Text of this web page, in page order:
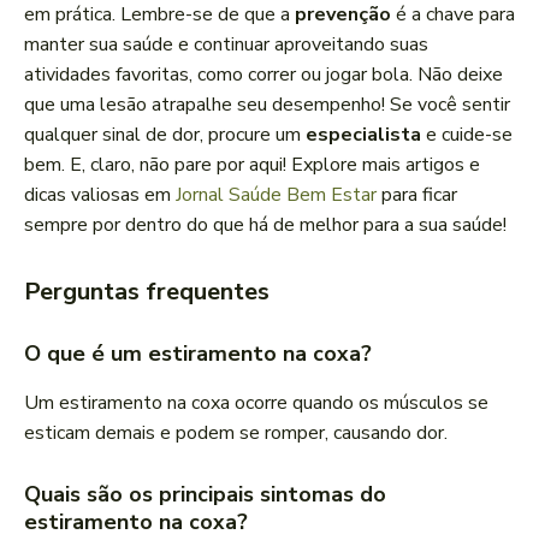
em prática. Lembre-se de que a prevenção é a chave para
manter sua saúde e continuar aproveitando suas
atividades favoritas, como correr ou jogar bola. Não deixe
que uma lesão atrapalhe seu desempenho! Se você sentir
qualquer sinal de dor, procure um especialista e cuide-se
bem. E, claro, não pare por aqui! Explore mais artigos e
dicas valiosas em Jornal Saúde Bem Estarpara ficar
sempre por dentro do que há de melhor para a sua saúde!
Perguntas frequentes
O que é um estiramento na coxa?
Um estiramento na coxa ocorre quando os músculos se
esticam demais e podem se romper, causando dor.
Quais são os principais sintomas do
estiramento na coxa?